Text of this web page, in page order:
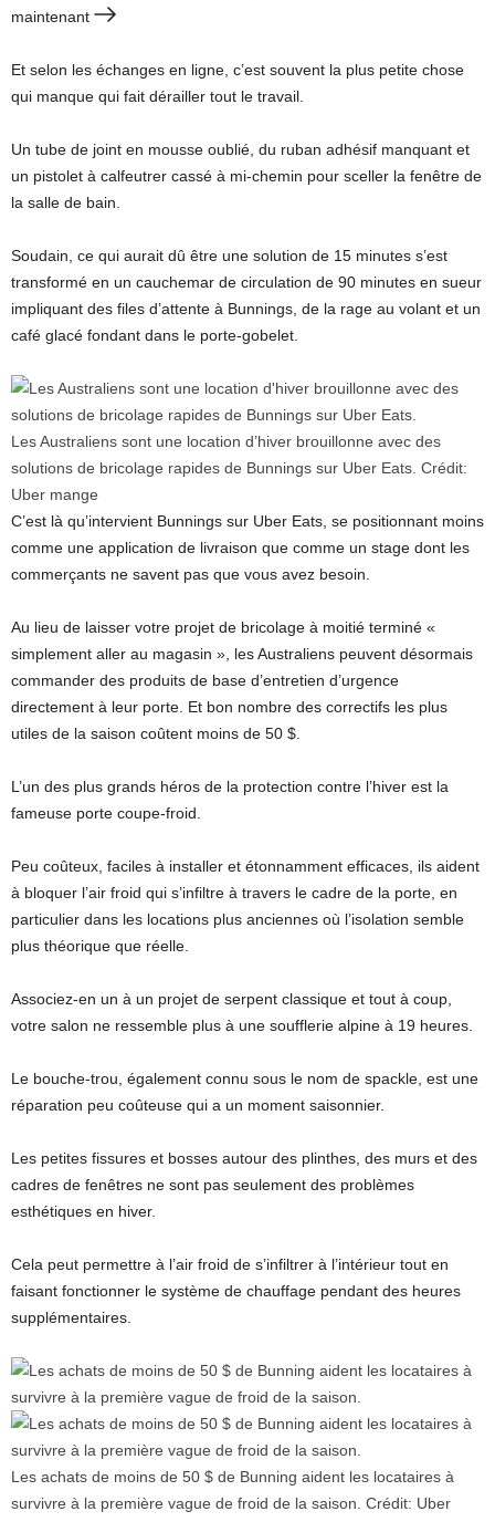
maintenant
Et selon les échanges en ligne, c’est souvent la plus petite chose
qui manque qui fait dérailler tout le travail.
Un tube de joint en mousse oublié, du ruban adhésif manquant et
un pistolet à calfeutrer cassé à mi-chemin pour sceller la fenêtre de
la salle de bain.
Soudain, ce qui aurait dû être une solution de 15 minutes s’est
transformé en un cauchemar de circulation de 90 minutes en sueur
impliquant des files d’attente à Bunnings, de la rage au volant et un
café glacé fondant dans le porte-gobelet.
Les Australiens sont une location d’hiver brouillonne avec des
solutions de bricolage rapides de Bunnings sur Uber Eats. Crédit:
Uber mange
C’est là qu’intervient Bunnings sur Uber Eats, se positionnant moins
comme une application de livraison que comme un stage dont les
commerçants ne savent pas que vous avez besoin.
Au lieu de laisser votre projet de bricolage à moitié terminé «
simplement aller au magasin », les Australiens peuvent désormais
commander des produits de base d’entretien d’urgence
directement à leur porte. Et bon nombre des correctifs les plus
utiles de la saison coûtent moins de 50 $.
L’un des plus grands héros de la protection contre l’hiver est la
fameuse porte coupe-froid.
Peu coûteux, faciles à installer et étonnamment efficaces, ils aident
à bloquer l’air froid qui s’infiltre à travers le cadre de la porte, en
particulier dans les locations plus anciennes où l’isolation semble
plus théorique que réelle.
Associez-en un à un projet de serpent classique et tout à coup,
votre salon ne ressemble plus à une soufflerie alpine à 19 heures.
Le bouche-trou, également connu sous le nom de spackle, est une
réparation peu coûteuse qui a un moment saisonnier.
Les petites fissures et bosses autour des plinthes, des murs et des
cadres de fenêtres ne sont pas seulement des problèmes
esthétiques en hiver.
Cela peut permettre à l’air froid de s’infiltrer à l’intérieur tout en
faisant fonctionner le système de chauffage pendant des heures
supplémentaires.
Les achats de moins de 50 $ de Bunning aident les locataires à
survivre à la première vague de froid de la saison. Crédit: Uber